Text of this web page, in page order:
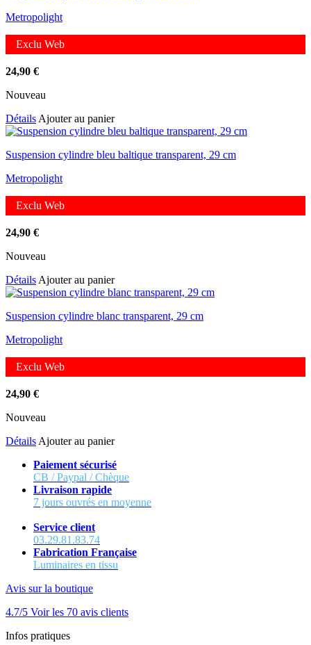
Metropolight
Exclu Web
24,90 €
Nouveau
Détails Ajouter au panier
Suspension cylindre bleu baltique transparent, 29 cm
Metropolight
Exclu Web
24,90 €
Nouveau
Détails Ajouter au panier
Suspension cylindre blanc transparent, 29 cm
Metropolight
Exclu Web
24,90 €
Nouveau
Détails Ajouter au panier
Paiement sécurisé
CB / Paypal / Chèque
Livraison rapide
7 jours ouvrés en moyenne
Service client
03.29.81.83.74
Fabrication Française
Luminaires en tissu
Avis sur la boutique
4.7/5 Voir les 70 avis clients
Infos pratiques